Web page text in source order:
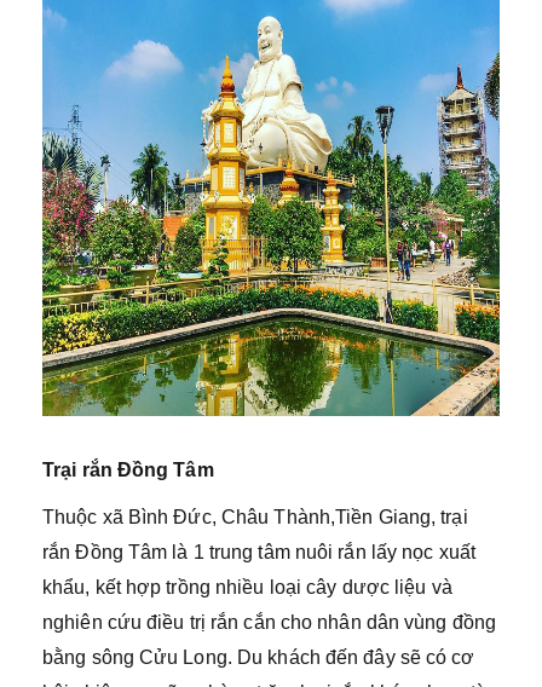
Trại rắn Đồng Tâm
Thuộc xã Bình Đức, Châu Thành,Tiền Giang, trại
rắn Đồng Tâm là 1 trung tâm nuôi rắn lấy nọc xuất
khẩu, kết hợp trồng nhiều loại cây dược liệu và
nghiên cứu điều trị rắn cắn cho nhân dân vùng đồng
bằng sông Cửu Long. Du khách đến đây sẽ có cơ